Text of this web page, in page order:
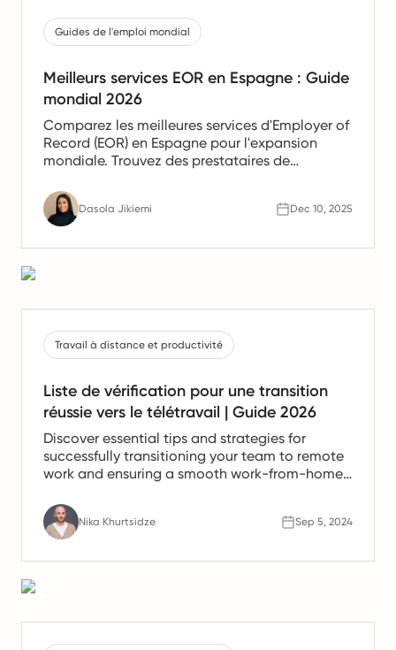
Guides de l'emploi mondial
Meilleurs services EOR en Espagne : Guide
mondial 2026
Comparez les meilleures services d'Employer of
Record (EOR) en Espagne pour l'expansion
mondiale. Trouvez des prestataires de
gestion des ressources humaines et de
conformité pour les équipes en Espagne.
Dasola Jikiemi Dec 10, 2025
Travail à distance et productivité
Liste de vérification pour une transition
réussie vers le télétravail | Guide 2026
Discover essential tips and strategies for
successfully transitioning your team to remote
work and ensuring a smooth work-from-home
Nika Khurtsidze Sep 5, 2024